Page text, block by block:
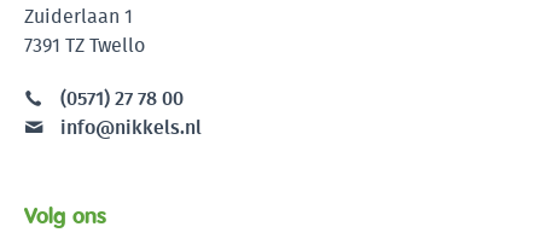
Zuiderlaan 1
7391 TZ Twello
(0571) 27 78 00
info@nikkels.nl
Volg ons